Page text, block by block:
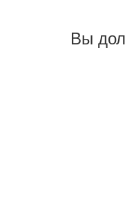
Вы